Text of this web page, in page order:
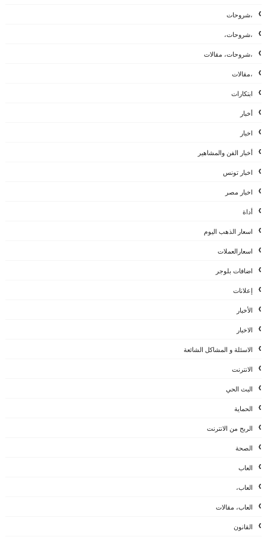
،شروحات
،شروحات،
،شروحات، مقالات
،مقالات
ابتكارات
أخبار
اخبار
أخبار الفن والمشاهير
اخبار تونس
اخبار مصر
أداة
اسعار الذهب اليوم
اسعارالعملات
اضافات بلوجر
إعلانات
الأخبار
الاخبار
الاسئلة و المشاكل الشائعة
الانترنت
البث الحي
الحماية
الربح من الانترنت
الصحة
العاب
العاب،
العاب، مقالات
القانون